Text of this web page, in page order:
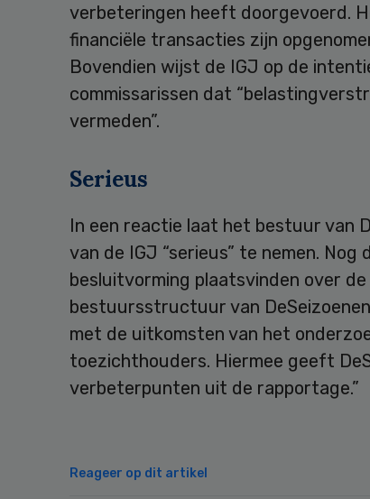
verbeteringen heeft doorgevoerd.
financiële transacties zijn
Bovendien wijst de IGJ op de
commissarissen dat
vermeden”.
Serieus
In een reactie laat het bestuur van
van de IGJ “serieus” te nemen.
besluitvorming plaatsvinden over
bestuursstructuur van
met de uitkomsten van het
toezichthouders. Hiermee geeft
verbeterpunten uit de rapportage.”
Reageer op dit artikel